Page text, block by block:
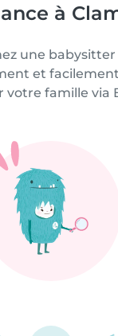
à
une babysitter
et
votre famille via